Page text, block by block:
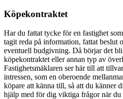
Köpekontraktet
Har du fattat tycke för en fastighet
tagit reda på information, fattat beslut
eventuell budgivning. Då börjar det
köpekontraktet eller annan typ av
Fastighetsmäklaren ser här till att
intressen, som en oberoende
köpare att känna till, så att du känner
hjälp med för dig viktiga frågor när du